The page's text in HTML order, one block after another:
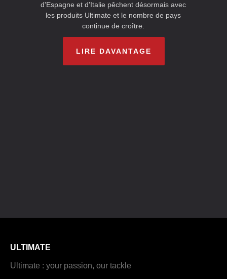
d'Espagne et d'Italie pêchent désormais avec
les produits Ultimate et le nombre de pays
continue de croître.
LIRE DAVANTAGE
ULTIMATE
Ultimate : your passion, our tackle